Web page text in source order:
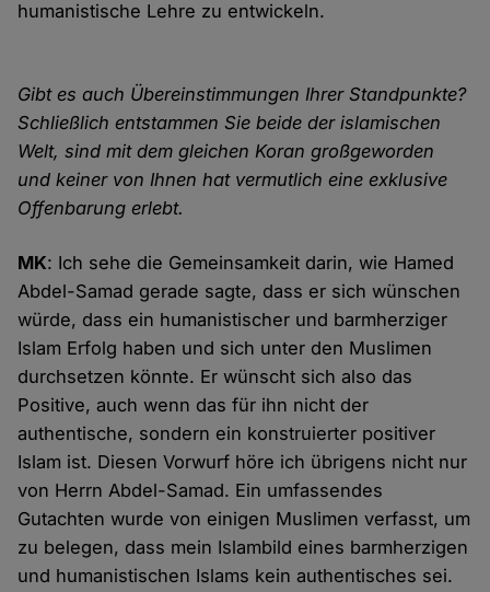
humanistische Lehre zu entwickeln.
Gibt es auch Übereinstimmungen Ihrer Standpunkte?
Schließlich entstammen Sie beide der islamischen
Welt, sind mit dem gleichen Koran großgeworden
und keiner von Ihnen hat vermutlich eine exklusive
Offenbarung erlebt.
MK: Ich sehe die Gemeinsamkeit darin, wie Hamed
Abdel-Samad gerade sagte, dass er sich wünschen
würde, dass ein humanistischer und barmherziger
Islam Erfolg haben und sich unter den Muslimen
durchsetzen könnte. Er wünscht sich also das
Positive, auch wenn das für ihn nicht der
authentische, sondern ein konstruierter positiver
Islam ist. Diesen Vorwurf höre ich übrigens nicht nur
von Herrn Abdel-Samad. Ein umfassendes
Gutachten wurde von einigen Muslimen verfasst, um
zu belegen, dass mein Islambild eines barmherzigen
und humanistischen Islams kein authentisches sei.